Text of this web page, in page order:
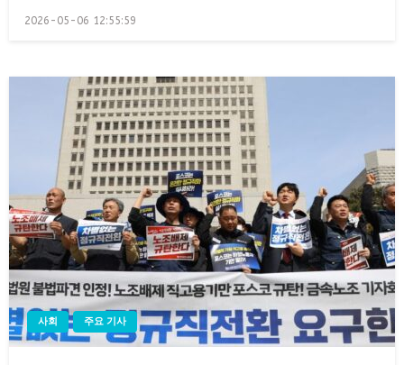
Posted
2026-05-06 12:55:59
사회 주요 기사